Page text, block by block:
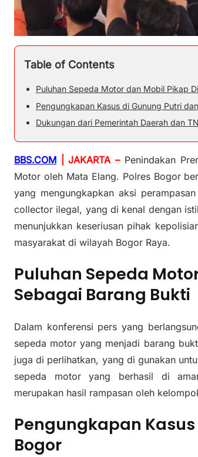
Table of Contents
Puluhan Sepeda Motor dan Mobil Pikap
Pengungkapan Kasus di Gunung Putri
Dukungan dari Pemerintah Daerah dan
BBS.COM | JAKARTA –Penindakan
Motor oleh Mata Elang. Polres Bogor
yang mengungkapkan aksi
collector ilegal, yang di kenal dengan
menunjukkan keseriusan pihak
masyarakat di wilayah Bogor Raya.
Puluhan Sepeda
Sebagai Barang Bukti
Dalam konferensi pers yang
sepeda motor yang menjadi barang
juga di perlihatkan, yang di gunakan
sepeda motor yang berhasil di
merupakan hasil rampasan oleh
Pengungkapan
Bogor